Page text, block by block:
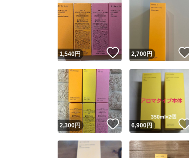
1,540円 いいね！
2,700円
2,300円 いいね！
6,900円